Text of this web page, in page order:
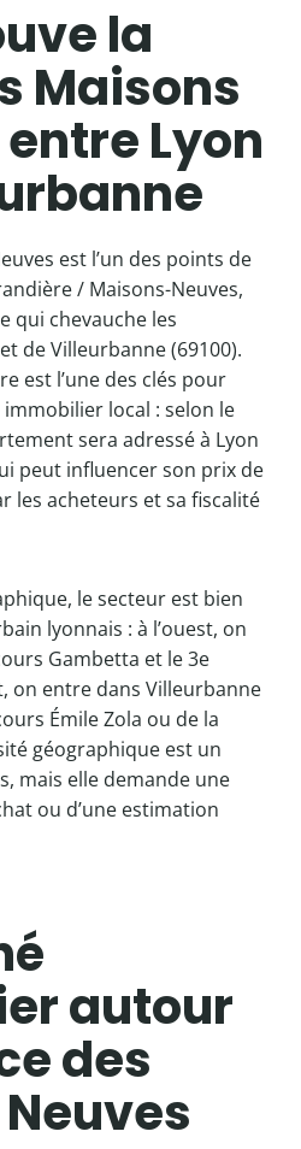
la
Maisons
Lyon
est l’un des points de
/ Maisons-Neuves,
qui chevauche les
de Villeurbanne (69100).
est l’une des clés pour
local : selon le
sera adressé à Lyon
peut influencer son prix de
les acheteurs et sa fiscalité
le secteur est bien
lyonnais : à l’ouest, on
Gambetta et le 3e
on entre dans Villeurbanne
Émile Zola ou de la
géographique est un
mais elle demande une
ou d’une estimation
autour
des